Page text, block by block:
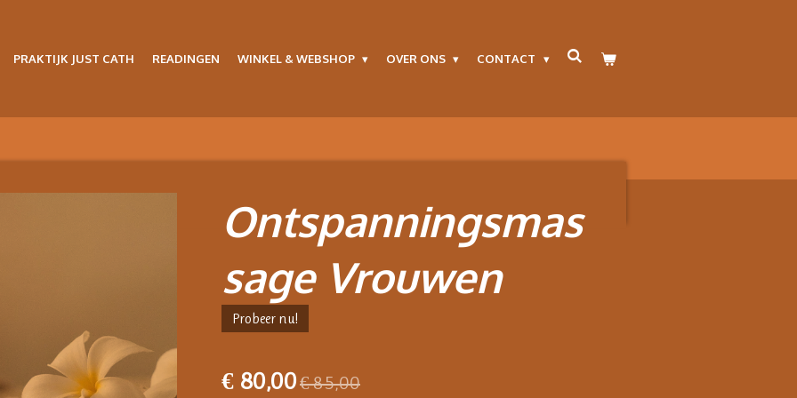
PRAKTIJK JUST CATH READINGEN WINKEL & WEBSHOP OVER ONS CONTACT
Ontspanningsmas
sage Vrouwen
Probeer nu!
€ 80,00€ 85,00